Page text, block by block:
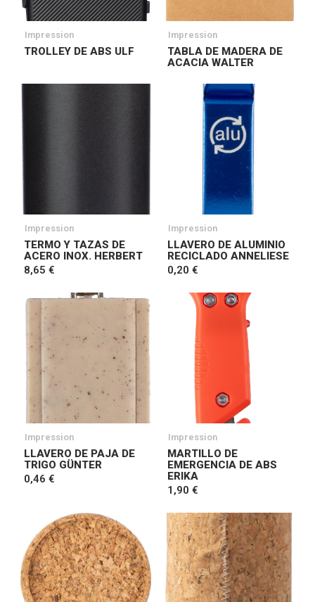
Impression
TROLLEY DE ABS ULF
Impression
TABLA DE MADERA DE
ACACIA WALTER
Impression
TERMO Y TAZAS DE
ACERO INOX. HERBERT
8,65 €
Impression
LLAVERO DE ALUMINIO
RECICLADO ANNELIESE
0,20 €
Impression
LLAVERO DE PAJA DE
TRIGO GÜNTER
0,46 €
Impression
MARTILLO DE
EMERGENCIA DE ABS
ERIKA
1,90 €